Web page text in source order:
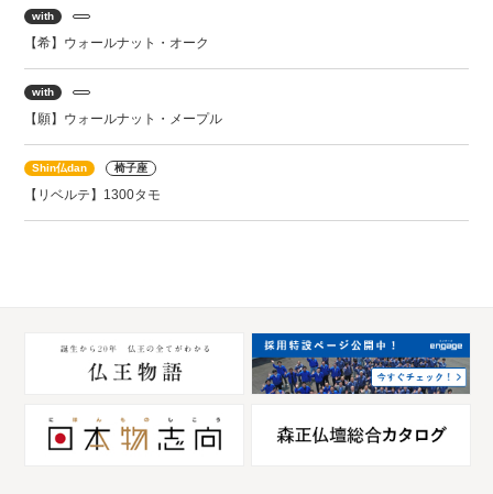
with
【希】ウォールナット・オーク
with
【願】ウォールナット・メープル
Shin仏dan 椅子座
【リベルテ】1300タモ